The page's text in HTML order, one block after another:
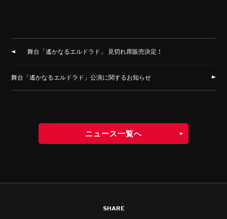
舞台「遙かなるエルドラド」 見切れ席販売決定！
舞台「遙かなるエルドラド」公演に関するお知らせ
ニュース一覧へ
SHARE